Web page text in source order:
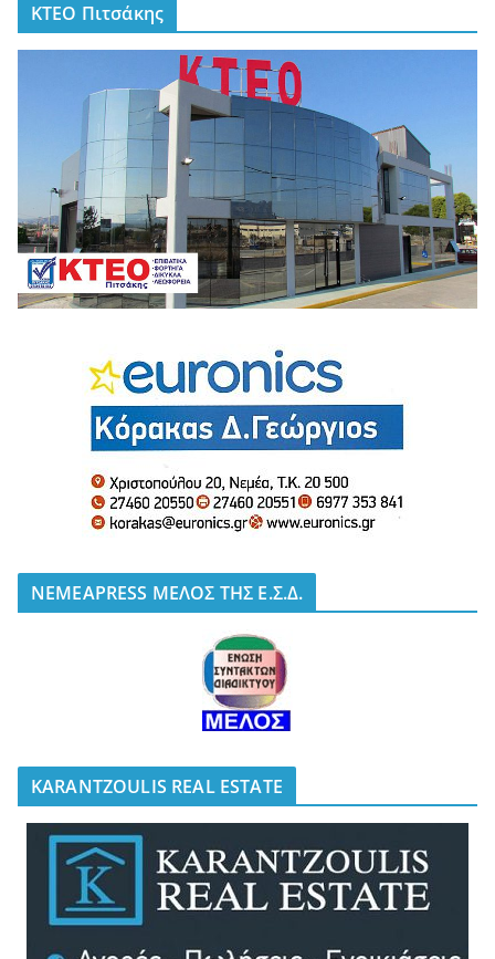
ΚΤΕΟ Πιτσάκης
NEMEAPRESS ΜΕΛΟΣ ΤΗΣ Ε.Σ.Δ.
KARANTZOULIS REAL ESTATE